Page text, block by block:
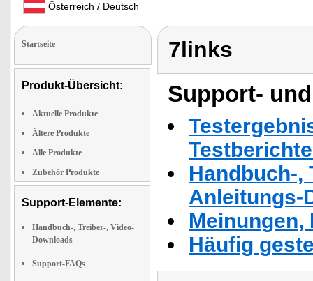
Österreich / Deutsch
Startseite
Produkt-Übersicht:
Aktuelle Produkte
Ältere Produkte
Alle Produkte
Zubehör Produkte
Support-Elemente:
Handbuch-, Treiber-, Video-
Downloads
Support-FAQs
7links
Support-
Handbuch-,
Anleitungs-
Häufig